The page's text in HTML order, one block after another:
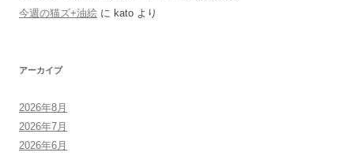
今週の猫ズ+油絵 に kato より
アーカイブ
2026年8月
2026年7月
2026年6月